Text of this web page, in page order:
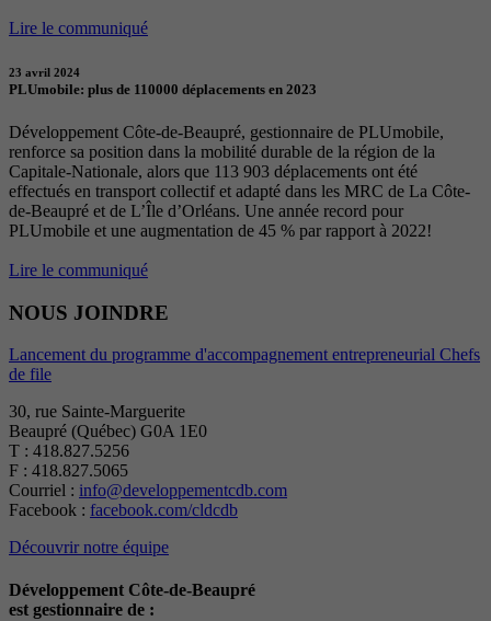
Lire le communiqué
23 avril 2024
PLUmobile: plus de 110000 déplacements en 2023
Développement Côte-de-Beaupré, gestionnaire de PLUmobile,
renforce sa position dans la mobilité durable de la région de la
Capitale-Nationale, alors que 113 903 déplacements ont été
effectués en transport collectif et adapté dans les MRC de La Côte-
de-Beaupré et de L’Île d’Orléans. Une année record pour
PLUmobile et une augmentation de 45 % par rapport à 2022!
Lire le communiqué
NOUS JOINDRE
Lancement du programme d'accompagnement entrepreneurial Chefs
de file
30, rue Sainte-Marguerite
Beaupré (Québec) G0A 1E0
T : 418.827.5256
F : 418.827.5065
Courriel : info@developpementcdb.com
Facebook : facebook.com/cldcdb
Découvrir notre équipe
Développement Côte-de-Beaupré
est gestionnaire de :